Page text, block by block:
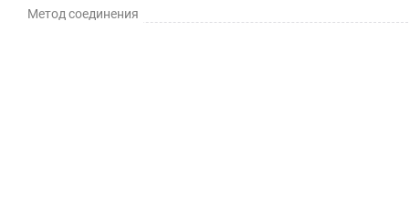
Метод соединения